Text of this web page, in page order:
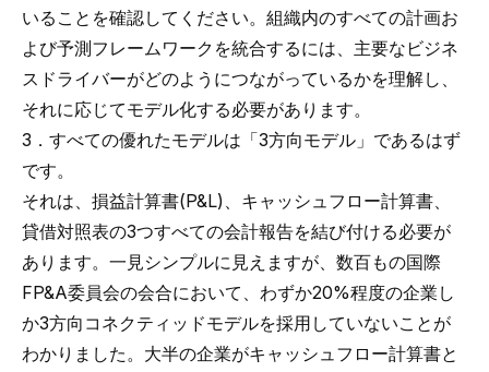
いることを確認してください。組織内のすべての計画お
よび予測フレームワークを統合するには、主要なビジネ
スドライバーがどのようにつながっているかを理解し、
それに応じてモデル化する必要があります。
3．すべての優れたモデルは「3方向モデル」であるはず
です。
それは、損益計算書(P&L)、キャッシュフロー計算書、
貸借対照表の3つすべての会計報告を結び付ける必要が
あります。一見シンプルに見えますが、数百もの国際
FP&A委員会の会合において、わずか20%程度の企業し
か3方向コネクティッドモデルを採用していないことが
わかりました。大半の企業がキャッシュフロー計算書と